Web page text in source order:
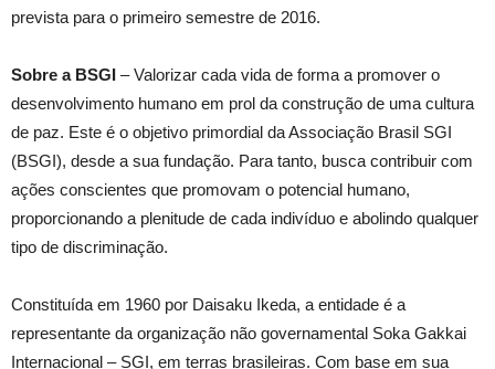
prevista para o primeiro semestre de 2016.
Sobre a BSGI – Valorizar cada vida de forma a promover o
desenvolvimento humano em prol da construção de uma cultura
de paz. Este é o objetivo primordial da Associação Brasil SGI
(BSGI), desde a sua fundação. Para tanto, busca contribuir com
ações conscientes que promovam o potencial humano,
proporcionando a plenitude de cada indivíduo e abolindo qualquer
tipo de discriminação.
Constituída em 1960 por Daisaku Ikeda, a entidade é a
representante da organização não governamental Soka Gakkai
Internacional – SGI, em terras brasileiras. Com base em sua